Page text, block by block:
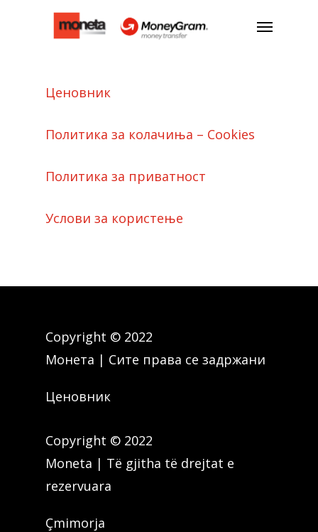
Ценовник
Политика за колачиња – Cookies
Политика за приватност
Услови за користење
Copyright © 2022
Монета | Сите права се задржани
Ценовник
Copyright © 2022
Moneta | Të gjitha të drejtat e
rezervuara
Çmimorja